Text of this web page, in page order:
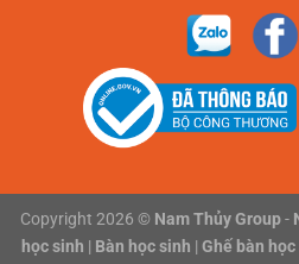
Copyright 2026 © Nam Thủy Group-
học sinh | Bàn học sinh | Ghế bàn học